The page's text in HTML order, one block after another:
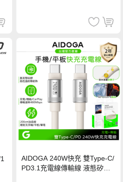
AIDOGA 240W快充 雙Type-C/
PD3.1充電線傳輸線 液態矽膠